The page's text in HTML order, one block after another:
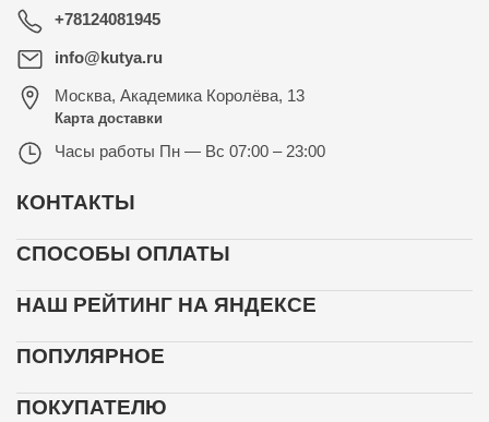
+78124081945
info@kutya.ru
Москва, Академика Королёва, 13
Карта доставки
Часы работы Пн — Вс 07:00 – 23:00
КОНТАКТЫ
СПОСОБЫ ОПЛАТЫ
НАШ РЕЙТИНГ НА ЯНДЕКСЕ
ПОПУЛЯРНОЕ
ПОКУПАТЕЛЮ